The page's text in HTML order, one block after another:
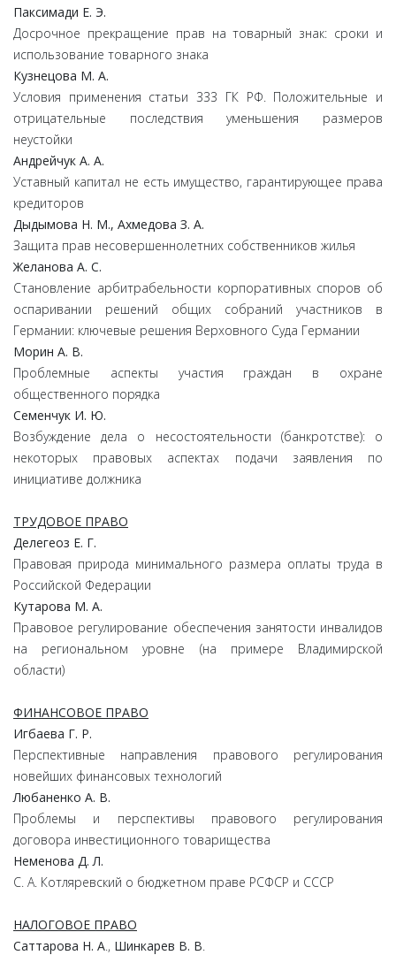
Паксимади Е. Э.
Досрочное прекращение прав на товарный знак: сроки и
использование товарного знака
Кузнецова М. А.
Условия применения статьи 333 ГК РФ. Положительные и
отрицательные последствия уменьшения размеров
неустойки
Андрейчук А. А.
Уставный капитал не есть имущество, гарантирующее права
кредиторов
Дыдымова Н. М., Ахмедова З. А.
Защита прав несовершеннолетних собственников жилья
Желанова А. С.
Становление арбитрабельности корпоративных споров об
оспаривании решений общих собраний участников в
Германии: ключевые решения Верховного Суда Германии
Морин А. В.
Проблемные аспекты участия граждан в охране
общественного порядка
Семенчук И. Ю.
Возбуждение дела о несостоятельности (банкротстве): о
некоторых правовых аспектах подачи заявления по
инициативе должника
ТРУДОВОЕ ПРАВО
Делегеоз Е. Г.
Правовая природа минимального размера оплаты труда в
Российской Федерации
Кутарова М. А.
Правовое регулирование обеспечения занятости инвалидов
на региональном уровне (на примере Владимирской
области)
ФИНАНСОВОЕ ПРАВО
Игбаева Г. Р.
Перспективные направления правового регулирования
новейших финансовых технологий
Любаненко А. В.
Проблемы и перспективы правового регулирования
договора инвестиционного товарищества
Неменова Д. Л.
С. А. Котляревский о бюджетном праве РСФСР и СССР
НАЛОГОВОЕ ПРАВО
Саттарова Н. А ., Шинкарев В. В